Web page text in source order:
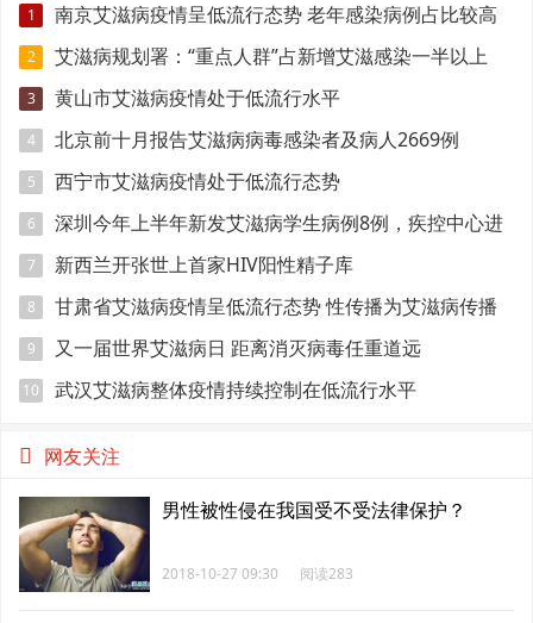
1 南京艾滋病疫情呈低流行态势 老年感染病例占比较高
2 艾滋病规划署：“重点人群”占新增艾滋感染一半以上
3 黄山市艾滋病疫情处于低流行水平
4 北京前十月报告艾滋病病毒感染者及病人2669例
5 西宁市艾滋病疫情处于低流行态势
6
深圳今年上半年新发艾滋病学生病例8例，疾控中心进
校园宣传防艾
7 新西兰开张世上首家HIV阳性精子库
8
甘肃省艾滋病疫情呈低流行态势 性传播为艾滋病传播
的主要途径
9 又一届世界艾滋病日 距离消灭病毒任重道远
10 武汉艾滋病整体疫情持续控制在低流行水平
网友关注
男性被性侵在我国受不受法律保护？
2018-10-27 09:30 阅读283